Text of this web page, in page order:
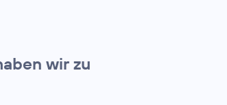
wir zu